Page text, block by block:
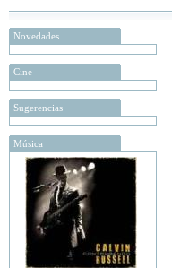
Novedades
Cine
Sugerencias
Música